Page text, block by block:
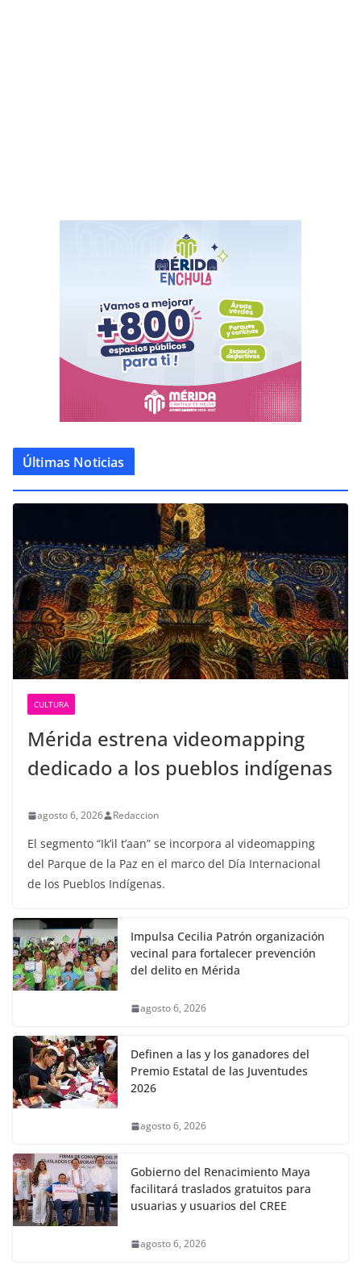
Últimas Noticias
CULTURA
Mérida estrena videomapping
dedicado a los pueblos indígenas
agosto 6, 2026 Redaccion
El segmento “Ik’il t’aan” se incorpora al videomapping
del Parque de la Paz en el marco del Día Internacional
de los Pueblos Indígenas.
Impulsa Cecilia Patrón organización
vecinal para fortalecer prevención
del delito en Mérida
agosto 6, 2026
Definen a las y los ganadores del
Premio Estatal de las Juventudes
2026
agosto 6, 2026
Gobierno del Renacimiento Maya
facilitará traslados gratuitos para
usuarias y usuarios del CREE
agosto 6, 2026